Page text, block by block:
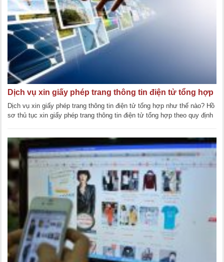
Dịch vụ xin giấy phép trang thông tin điện tử tổng hợp
Dịch vụ xin giấy phép trang thông tin điện tử tổng hợp như thế nào? Hồ
sơ thủ tục xin giấy phép trang thông tin điện tử tổng hợp theo quy định